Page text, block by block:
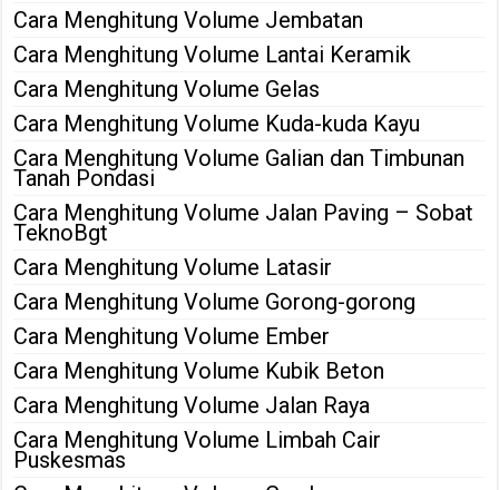
Cara Menghitung Volume Jembatan
Cara Menghitung Volume Lantai Keramik
Cara Menghitung Volume Gelas
Cara Menghitung Volume Kuda-kuda Kayu
Cara Menghitung Volume Galian dan Timbunan
Tanah Pondasi
Cara Menghitung Volume Jalan Paving – Sobat
TeknoBgt
Cara Menghitung Volume Latasir
Cara Menghitung Volume Gorong-gorong
Cara Menghitung Volume Ember
Cara Menghitung Volume Kubik Beton
Cara Menghitung Volume Jalan Raya
Cara Menghitung Volume Limbah Cair
Puskesmas